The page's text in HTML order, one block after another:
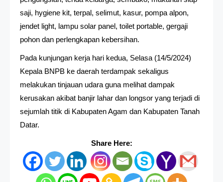
saji, hygiene kit, terpal, selimut, kasur, pompa alpon,
jendet light, lampu solar panel, toilet portable, gergaji
pohon dan perlengkapan kebersihan.
Pada kunjungan kerja hari kedua, Selasa (14/5/2024)
Kepala BNPB ke daerah terdampak sekaligus
melakukan tinjauan udara guna melihat dampak
kerusakan akibat banjir lahar dan longsor yang terjadi di
sejumlah titik di Kabupaten Agam dan Kabupaten Tanah
Datar.
Share Here: